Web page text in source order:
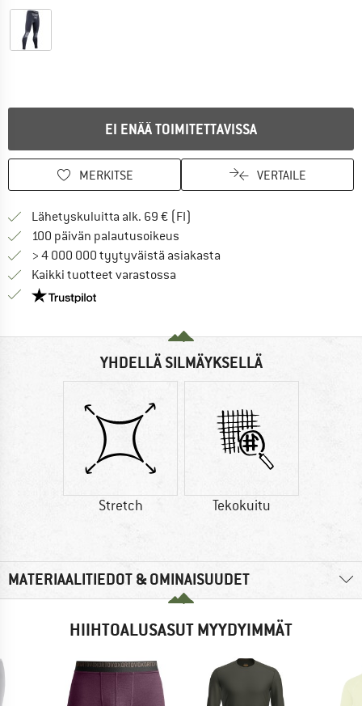
EI ENÄÄ TOIMITETTAVISSA
MERKITSE VERTAILE
Lähetyskuluitta alk. 69 € (FI)
100 päivän palautusoikeus
> 4 000 000 tyytyväistä asiakasta
Kaikki tuotteet varastossa
Meillä on Trustpilot -sertifiointi - lue lisää tästä!
YHDELLÄ SILMÄYKSELLÄ
Stretch Tekokuitu
MATERIAALITIEDOT & OMINAISUUDET
HIIHTOALUSASUT MYYDYIMMÄT